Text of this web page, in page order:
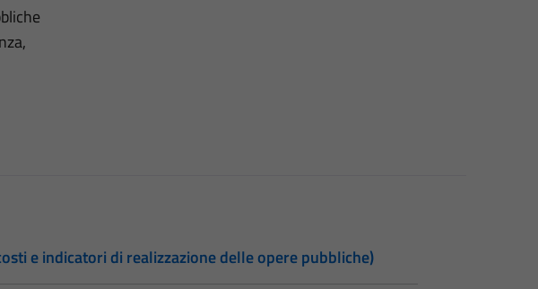
e indicatori di realizzazione delle opere pubbliche)